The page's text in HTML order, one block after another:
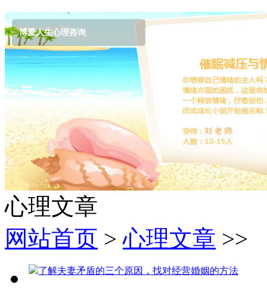
博爱人生心理咨询
心理文章
网站首页 >心理文章 >>
了解夫妻矛盾的三个原因，找对经营婚姻的方法